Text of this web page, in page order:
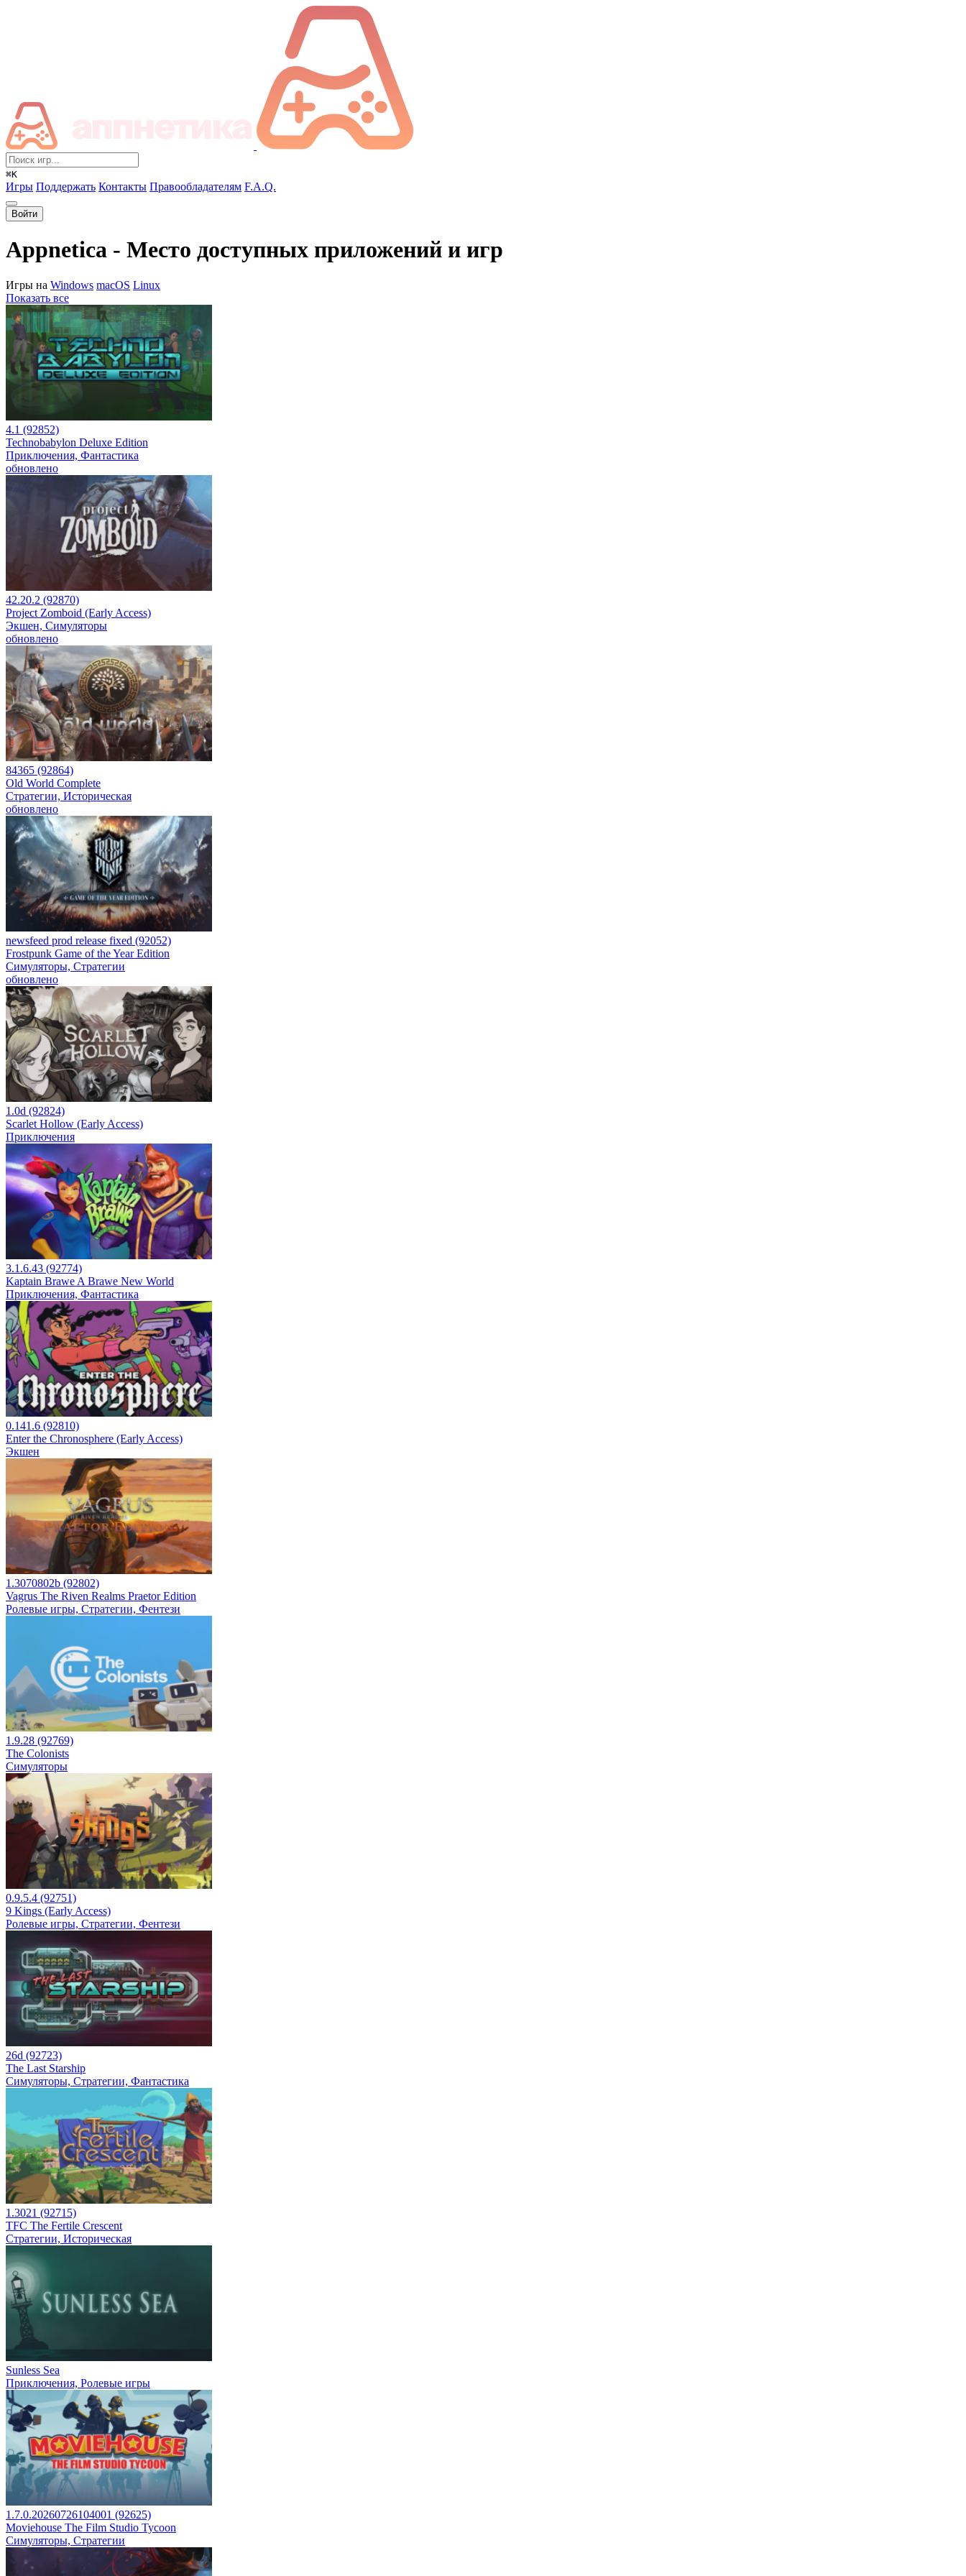
⌘K
Игры Поддержать Контакты Правообладателям F.A.Q.
Войти
Appnetica - Место доступных приложений и игр
Игры на Windows macOS Linux
Показать все
4.1 (92852)
Technobabylon Deluxe Edition
Приключения, Фантастика
обновлено
42.20.2 (92870)
Project Zomboid (Early Access)
Экшен, Симуляторы
обновлено
84365 (92864)
Old World Complete
Стратегии, Историческая
обновлено
newsfeed prod release fixed (92052)
Frostpunk Game of the Year Edition
Симуляторы, Стратегии
обновлено
1.0d (92824)
Scarlet Hollow (Early Access)
Приключения
3.1.6.43 (92774)
Kaptain Brawe A Brawe New World
Приключения, Фантастика
0.141.6 (92810)
Enter the Chronosphere (Early Access)
Экшен
1.3070802b (92802)
Vagrus The Riven Realms Praetor Edition
Ролевые игры, Стратегии, Фентези
1.9.28 (92769)
The Colonists
Симуляторы
0.9.5.4 (92751)
9 Kings (Early Access)
Ролевые игры, Стратегии, Фентези
26d (92723)
The Last Starship
Симуляторы, Стратегии, Фантастика
1.3021 (92715)
TFC The Fertile Crescent
Стратегии, Историческая
Sunless Sea
Приключения, Ролевые игры
1.7.0.20260726104001 (92625)
Moviehouse The Film Studio Tycoon
Симуляторы, Стратегии